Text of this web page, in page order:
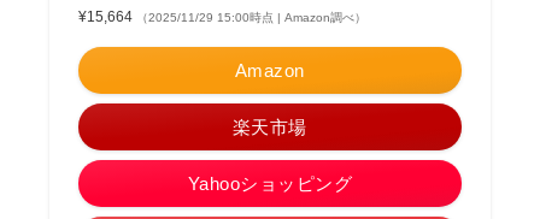
¥15,664
（2025/11/29 15:00時点 | Amazon調べ）
Amazon
楽天市場
Yahooショッピング